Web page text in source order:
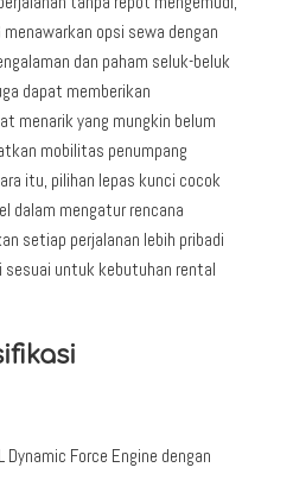
menawarkan opsi sewa dengan
dan paham seluk-beluk
dapat memberikan
menarik yang mungkin belum
mobilitas penumpang
itu, pilihan lepas kunci cocok
dalam mengatur rencana
setiap perjalanan lebih pribadi
sesuai untuk kebutuhan rental
Force Engine dengan